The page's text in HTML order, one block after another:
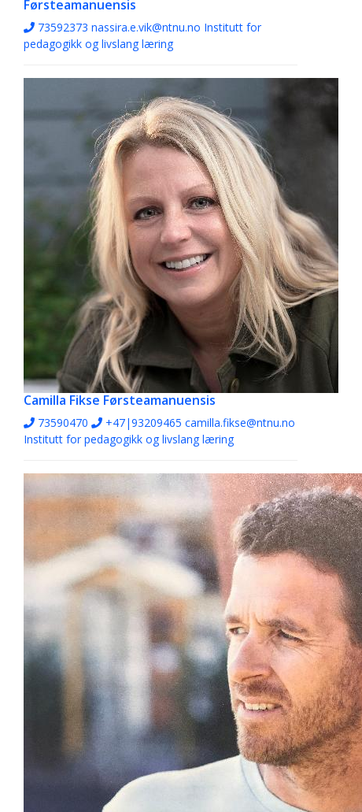
Førsteamanuensis
73592373 nassira.e.vik@ntnu.no Institutt for
pedagogikk og livslang læring
Camilla Fikse Førsteamanuensis
73590470 +47|93209465 camilla.fikse@ntnu.no
Institutt for pedagogikk og livslang læring